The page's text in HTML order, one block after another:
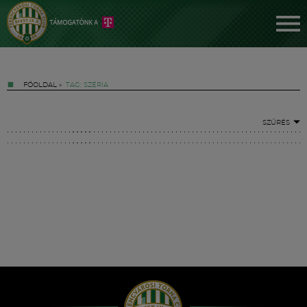
FŐOLDAL » TAG: SZÉRIA
SZŰRÉS
Hírek